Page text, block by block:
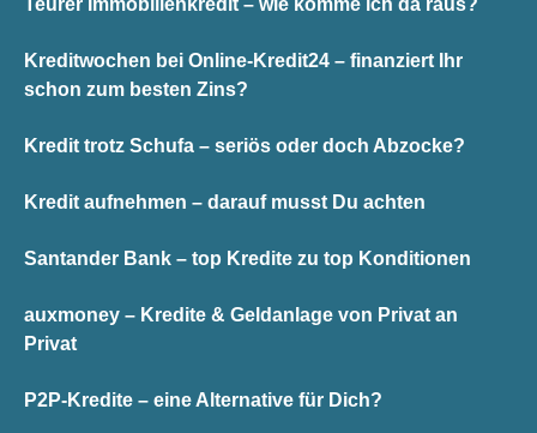
Kreditwochen bei Online-Kredit24 – finanziert Ihr
schon zum besten Zins?
Kredit trotz Schufa – seriös oder doch Abzocke?
Kredit aufnehmen – darauf musst Du achten
Santander Bank – top Kredite zu top Konditionen
auxmoney – Kredite & Geldanlage von Privat an
Privat
P2P-Kredite – eine Alternative für Dich?